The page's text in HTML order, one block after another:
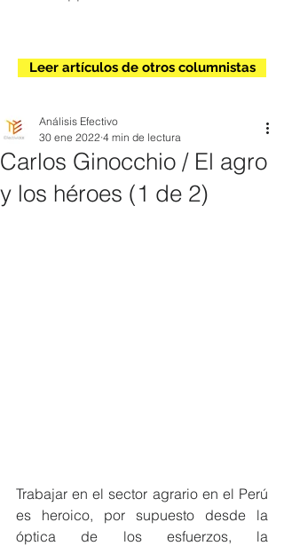
Leer artículos de otros columnistas
Carlos Ginocchio / El agro
y los héroes (1 de 2)
Análisis Efectivo
30 ene 2022 4 min de lectura
Trabajar en el sector agrario en el Perú
es heroico, por supuesto desde la
óptica de los esfuerzos, la